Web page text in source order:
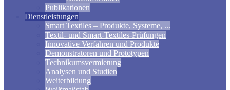
Publikationen
Dienstleistungen
Smart Textiles – Produkte, Systeme, ...
Textil- und Smart-Textiles-Prüfungen
Innovative Verfahren und Produkte
Demonstratoren und Prototypen
Technikumsvermietung
Analysen und Studien
Weiterbildung